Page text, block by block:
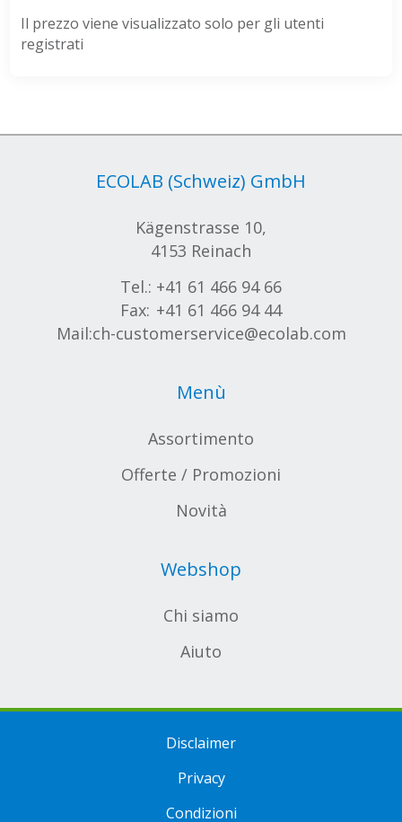
Il prezzo viene visualizzato solo per gli utenti
registrati
ECOLAB (Schweiz) GmbH
Kägenstrasse 10,
4153 Reinach
Tel.: +41 61 466 94 66
Fax: +41 61 466 94 44
Mail:ch-customerservice@ecolab.com
Menù
Assortimento
Offerte / Promozioni
Novità
Webshop
Chi siamo
Aiuto
Disclaimer
Privacy
Condizioni